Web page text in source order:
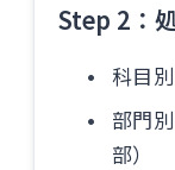
Step 2：
科目
部門
部）